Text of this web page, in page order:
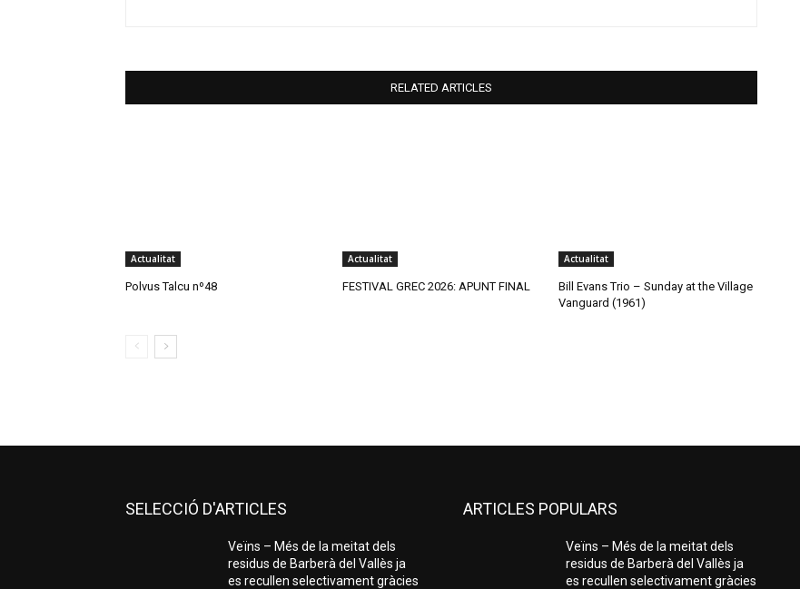
RELATED ARTICLES
Actualitat
Polvus Talcu nº48
Actualitat
FESTIVAL GREC 2026: APUNT FINAL
Actualitat
Bill Evans Trio – Sunday at the Village
Vanguard (1961)
SELECCIÓ D'ARTICLES
Veïns – Més de la meitat dels
residus de Barberà del Vallès ja
es recullen selectivament gràcies
ARTICLES POPULARS
Veïns – Més de la meitat dels
residus de Barberà del Vallès ja
es recullen selectivament gràcies